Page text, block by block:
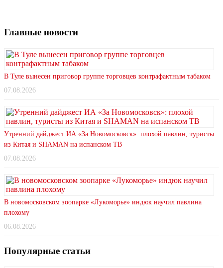
Главные новости
В Туле вынесен приговор группе торговцев контрафактным табаком
07.08.2026
Утренний дайджест ИА «За Новомосковск»: плохой павлин, туристы
из Китая и SHAMAN на испанском ТВ
07.08.2026
В новомосковском зоопарке «Лукоморье» индюк научил павлина
плохому
06.08.2026
Популярные статьи